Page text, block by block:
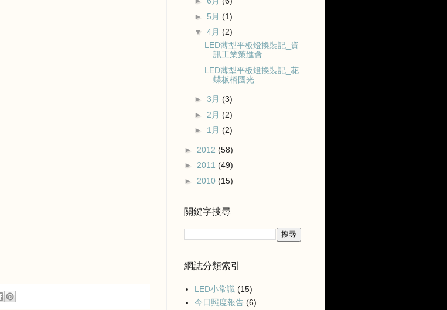
► 5月 (1)
▼ 4月 (2)
LED薄型平板燈換裝記_資
訊工業策進會
LED薄型平板燈換裝記_花
蝶板橋國光
► 3月 (3)
► 2月 (2)
► 1月 (2)
► 2012 (58)
► 2011 (49)
► 2010 (15)
關鍵字搜尋
網誌分類索引
LED小常識 (15)
今日照度報告 (6)